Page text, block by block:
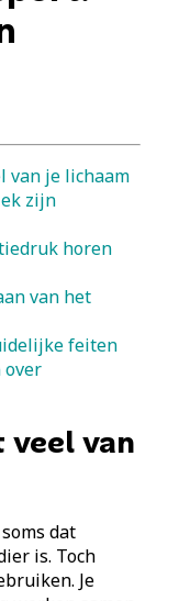
van je lichaam
zijn
horen
van het
feiten
over
van
dat
is. Toch
Je